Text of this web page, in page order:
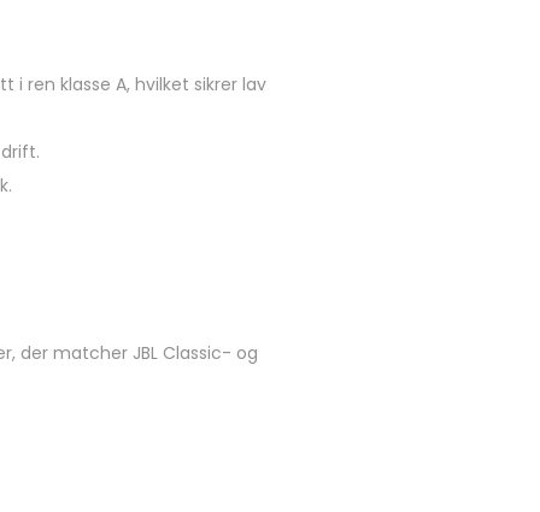
ren klasse A, hvilket sikrer lav
der matcher JBL Classic- og